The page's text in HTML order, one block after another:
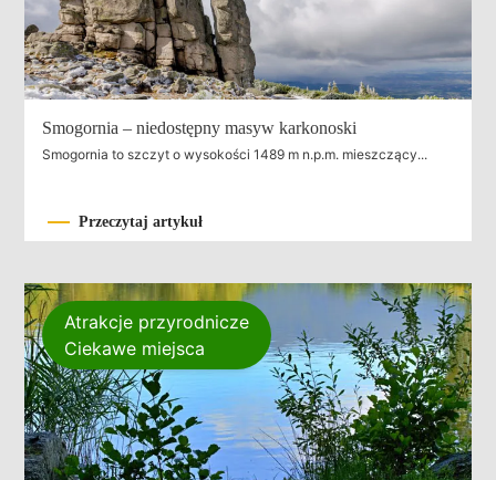
Smogornia – niedostępny masyw karkonoski
Smogornia to szczyt o wysokości 1489 m n.p.m. mieszczący...
Przeczytaj artykuł
Atrakcje przyrodnicze
Ciekawe miejsca